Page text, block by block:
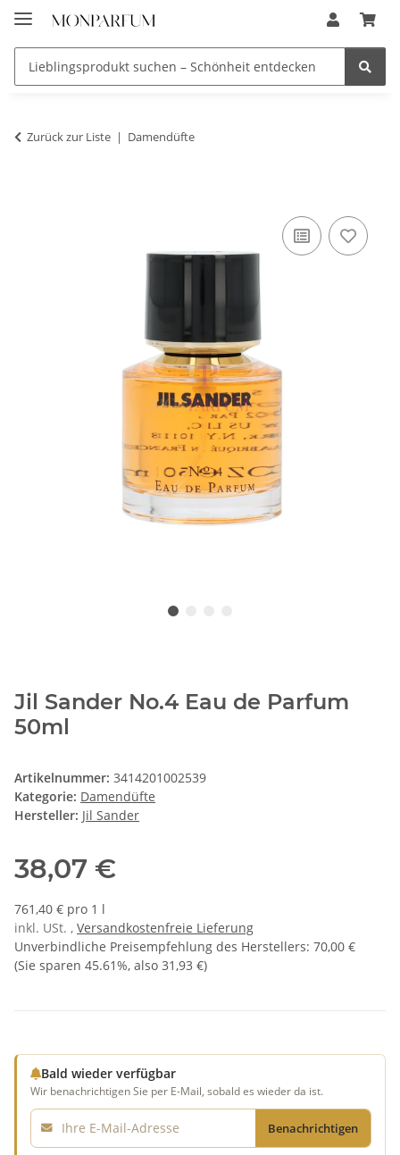
Zurück zur Liste Damendüfte
Jil Sander No.4 Eau de Parfum
50ml
Artikelnummer: 3414201002539
Kategorie: Damendüfte
Hersteller: Jil Sander
38,07 €
761,40 € pro 1 l
inkl. USt. , Versandkostenfreie Lieferung
Unverbindliche Preisempfehlung des Herstellers: 70,00 €
(Sie sparen 45.61%, also 31,93 €)
Bald wieder verfügbar
Wir benachrichtigen Sie per E-Mail, sobald es wieder da ist.
E-Mail
Benachrichtigen